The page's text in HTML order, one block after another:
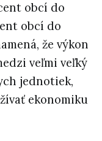
obcí do
obcí do
že výkon
veľmi veľký
jednotiek,
ekonomiku